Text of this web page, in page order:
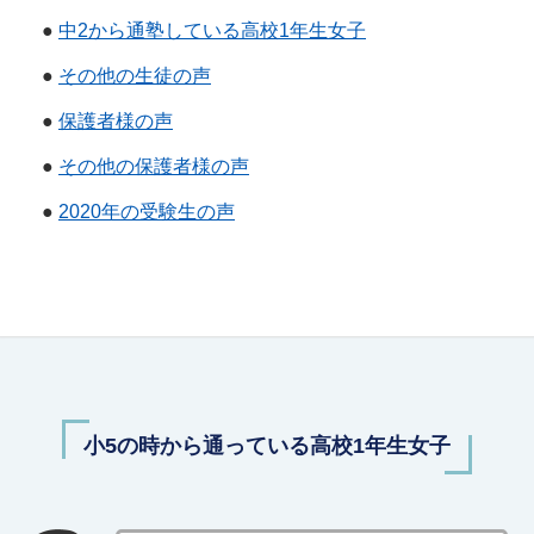
● 中2から通塾している高校1年生女子
● その他の生徒の声
● 保護者様の声
● その他の保護者様の声
● 2020年の受験生の声
小5の時から通っている高校1年生女子